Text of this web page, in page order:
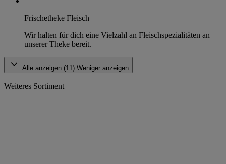
Frischetheke Fleisch
Wir halten für dich eine Vielzahl an Fleischspezialitäten an
unserer Theke bereit.
Alle anzeigen (11) Weniger anzeigen
Weiteres Sortiment